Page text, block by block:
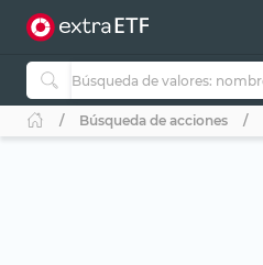
Búsqueda de acciones